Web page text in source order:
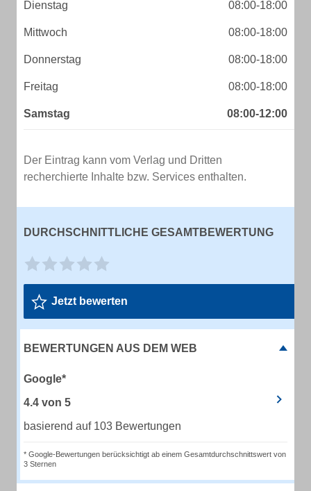
Dienstag 08:00-18:00
Mittwoch 08:00-18:00
Donnerstag 08:00-18:00
Freitag 08:00-18:00
Samstag 08:00-12:00
Der Eintrag kann vom Verlag und Dritten
recherchierte Inhalte bzw. Services enthalten.
DURCHSCHNITTLICHE GESAMTBEWERTUNG
Jetzt bewerten
BEWERTUNGEN AUS DEM WEB
Google*
4.4 von 5
basierend auf 103 Bewertungen
* Google-Bewertungen berücksichtigt ab einem Gesamtdurchschnittswert von
3 Sternen